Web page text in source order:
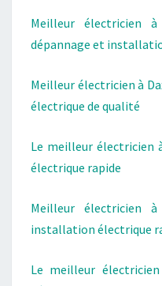
Meilleur électricien
dépannage et
Meilleur électricien à
électrique de qualité
Le meilleur électricien
électrique rapide
Meilleur électricien
installation électrique
Le meilleur